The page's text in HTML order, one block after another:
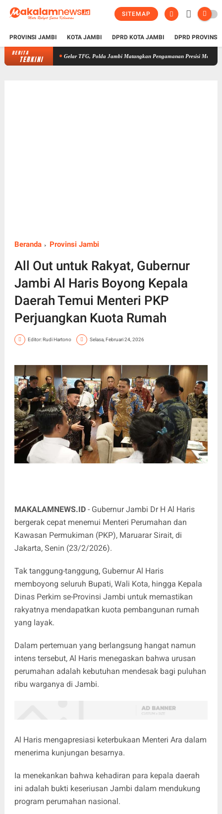
SITEMAP
PROVINSI JAMBI KOTA JAMBI DPRD KOTA JAMBI DPRD
BERITA
TERKINIGelar TFG, Polda Jambi Matangkan Pengamanan Presisi Merdeka Run 2026,
Beranda Provinsi Jambi
All Out untuk Rakyat, Gubernur
Jambi Al Haris Boyong Kepala
Daerah Temui Menteri PKP
Perjuangkan Kuota Rumah
Editor: Rudi Hartono Selasa, Februari 24, 2026
MAKALAMNEWS.ID - Gubernur Jambi Dr H Al Haris
bergerak cepat menemui Menteri Perumahan dan
Kawasan Permukiman (PKP), Maruarar Sirait, di
Jakarta, Senin (23/2/2026).
Tak tanggung-tanggung, Gubernur Al Haris
memboyong seluruh Bupati, Wali Kota, hingga Kepala
Dinas Perkim se-Provinsi Jambi untuk memastikan
rakyatnya mendapatkan kuota pembangunan rumah
yang layak.
Dalam pertemuan yang berlangsung hangat namun
intens tersebut, Al Haris menegaskan bahwa urusan
perumahan adalah kebutuhan mendesak bagi puluhan
ribu warganya di Jambi.
Al Haris mengapresiasi keterbukaan Menteri Ara dalam
menerima kunjungan besarnya.
Ia menekankan bahwa kehadiran para kepala daerah
ini adalah bukti keseriusan Jambi dalam mendukung
program perumahan nasional.